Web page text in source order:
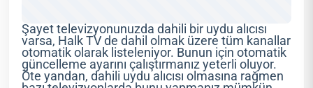
Şayet televizyonunuzda dahili bir uydu alıcısı
varsa, Halk TV de dahil olmak üzere tüm kanallar
otomatik olarak listeleniyor. Bunun için otomatik
güncelleme ayarını çalıştırmanız yeterli oluyor.
Öte yandan, dahili uydu alıcısı olmasına rağmen